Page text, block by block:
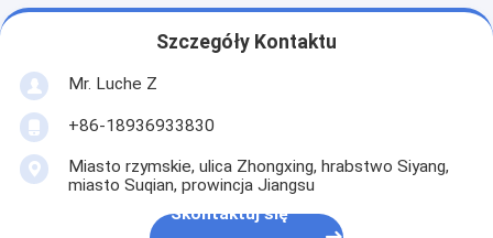
Szczegóły Kontaktu
Mr. Luche Z
+86-18936933830
Miasto rzymskie, ulica Zhongxing, hrabstwo Siyang,
miasto Suqian, prowincja Jiangsu
Skontaktuj się